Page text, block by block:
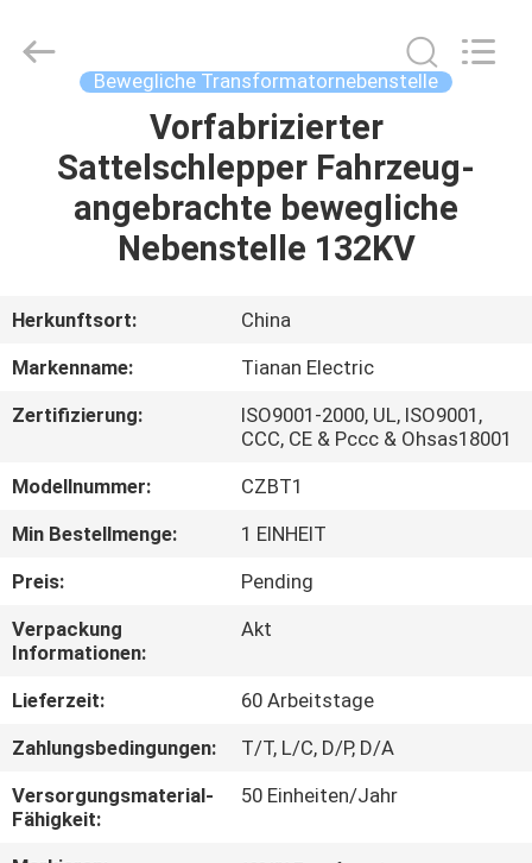
PRODUKTE
SHOW
UNS
AUSFLUG
QUALITÄTSKONTROLLE
TRETEN
SIE
MIT
UNS
(Group)
Co.,Ltd..
Bewegliche Transformatornebenstelle
Vorfabrizierter
Sattelschlepper Fahrzeug-
angebrachte bewegliche
Nebenstelle 132KV
Herkunftsort:
China
Markenname:
Tianan Electric
Zertifizierung:
ISO9001-2000, UL, ISO9001,
CCC, CE & Pccc & Ohsas18001
Modellnummer:
CZBT1
Min Bestellmenge:
1 EINHEIT
Preis:
Pending
Verpackung
Informationen:
Akt
Lieferzeit:
60 Arbeitstage
Zahlungsbedingungen:
T/T, L/C, D/P, D/A
Versorgungsmaterial-
Fähigkeit:
50 Einheiten/Jahr